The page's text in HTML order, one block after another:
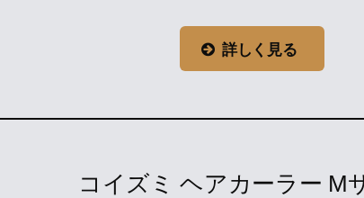
詳しく見る
コイズミ ヘアカーラー M